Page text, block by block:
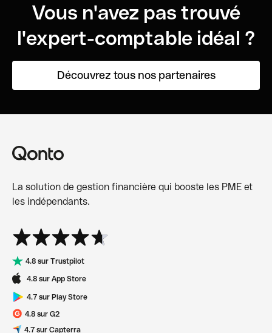
Vous n'avez pas trouvé
l'expert-comptable idéal ?
Découvrez tous nos partenaires
La solution de gestion financière qui booste les PME et
les indépendants.
4.8 sur Trustpilot
4.8 sur App Store
4.7 sur Play Store
4.8 sur G2
4.7 sur Capterra